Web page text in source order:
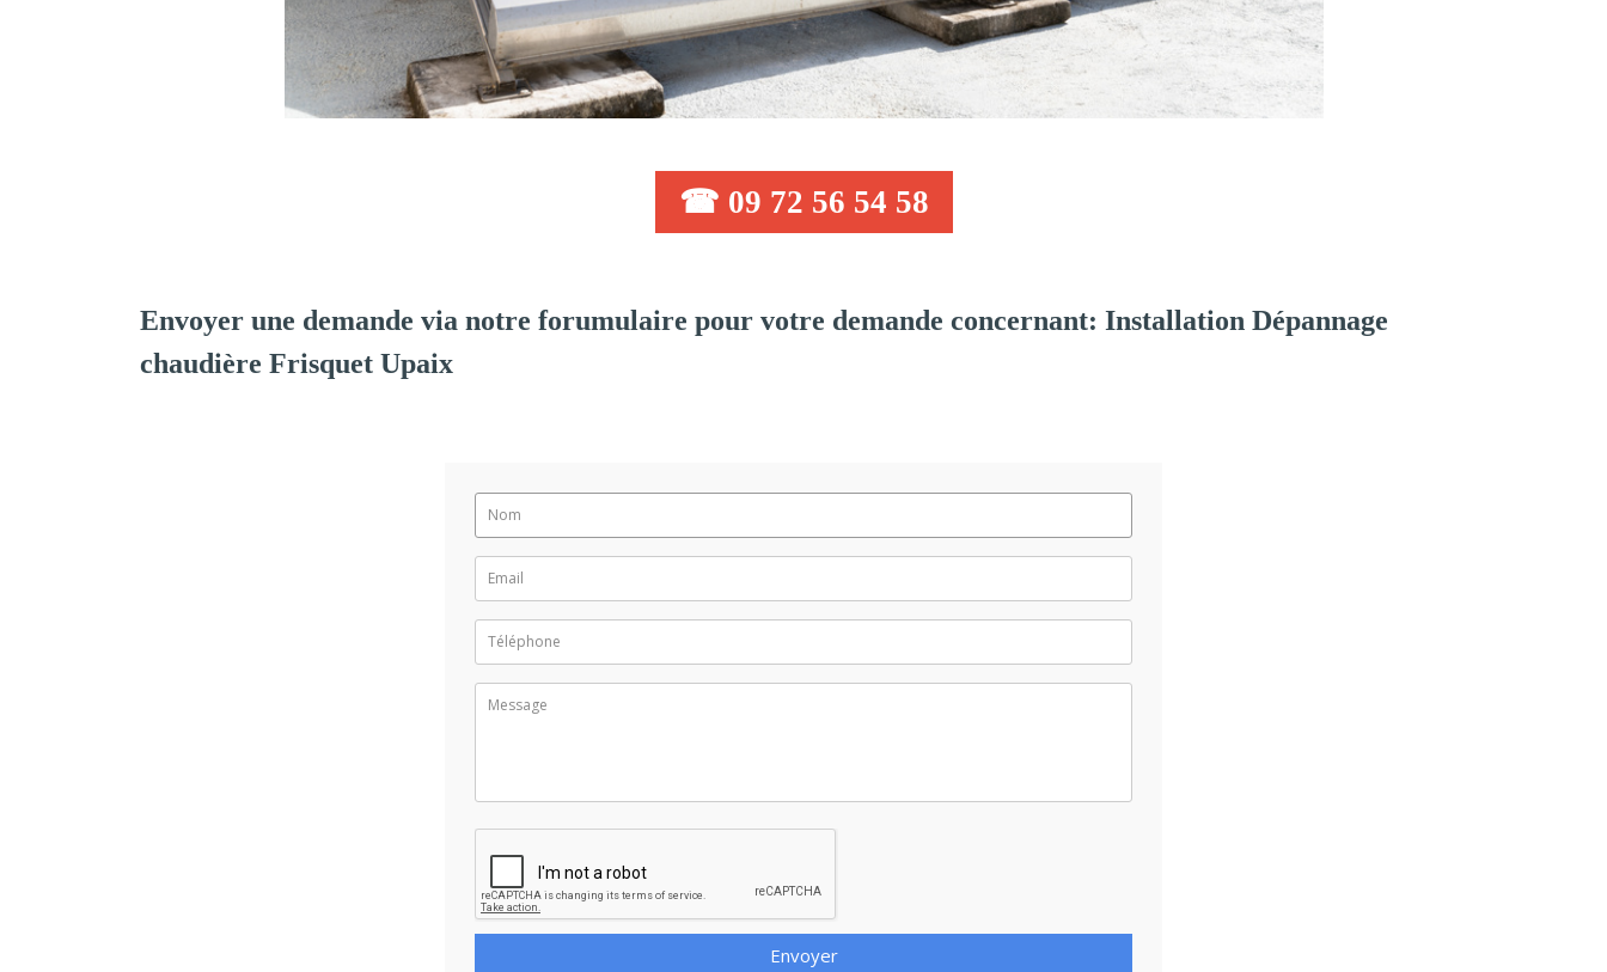
☎ 09 72 56 54 58
Envoyer une demande via notre forumulaire pour votre demande concernant: Installation Dépannage
chaudière Frisquet Upaix
Envoyer